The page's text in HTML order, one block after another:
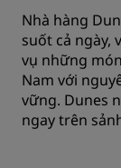
Nhà hàng
suốt cả ngày,
vụ những
Nam với
vững. Dunes
ngay trên